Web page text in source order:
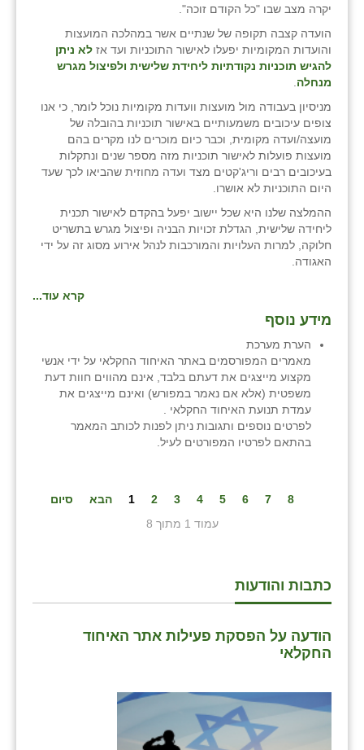
יקרה מצב שבו "כל הקודם זוכה".
הועדה קצבה תקופה של שנתיים אשר במהלכה המועצות
והועדות המקומיות יפעלו לאישור התוכניות ועד אז לא ניתן
להגיש תוכניות נקודתיות ליחידת שלישית ולפיצול מגרש
מנחלה
מניסיון בעבודה מול מועצות וועדות מקומיות נוכל לומר, כי אנו
צופים עיכובים משמעותיים באישור תוכניות בהובלה של
מועצה/ועדה מקומית, וכבר כיום מוכרים לנו מקרים בהם
מועצות פועלות לאישור תוכניות מזה מספר שנים ונתקלות
בעיכובים רבים וריג'קטים מצד ועדה מחוזית שהביאו לכך שעד
היום התוכניות לא אושרו.
ההמלצה שלנו היא שכל יישוב יפעל בהקדם לאישור תכנית
ליחידה שלישית, הגדלת זכויות הבניה ופיצול מגרש בתשריט
חלוקה, למרות העלויות והמורכבות לנהל אירוע מסוג זה על ידי
האגודה.
קרא עוד...
מידע נוסף
הערת מערכת
מאמרים המפורסמים באתר האיחוד החקלאי על ידי אנשי
מקצוע מייצגים את דעתם בלבד, אינם מהווים חוות דעת
משפטית (אלא אם נאמר במפורש) ואינם מייצגים את
עמדת תנועת האיחוד החקלאי .
לפרטים נוספים ותגובות ניתן לפנות לכותב המאמר
בהתאם לפרטיו המפורטים לעיל.
1 2 3 4 5 6 7 8 הבא
סיום
עמוד 1 מתוך 8
כתבות והודעות
הודעה על הפסקת פעילות אתר האיחוד
החקלאי